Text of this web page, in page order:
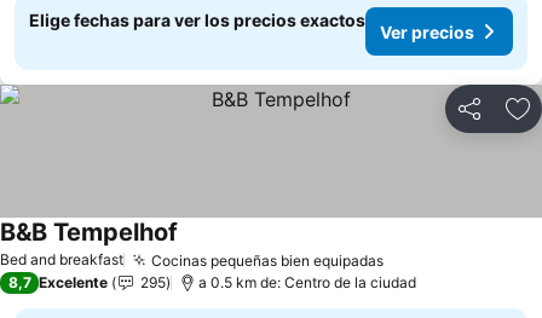
Elige fechas para ver los precios exactos
Ver precios
Compartir
Bed and breakfast Cocinas pequeñas bien equipadas
B&B Tempelhof
8,7 Excelente 295 a 0.5 km de: Centro de la ciudad